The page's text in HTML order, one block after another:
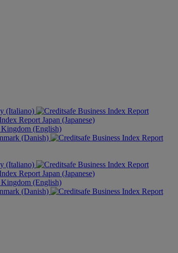
(Italiano)
Japan (Japanese)
(English)
(Danish)
(Italiano)
Japan (Japanese)
(English)
(Danish)